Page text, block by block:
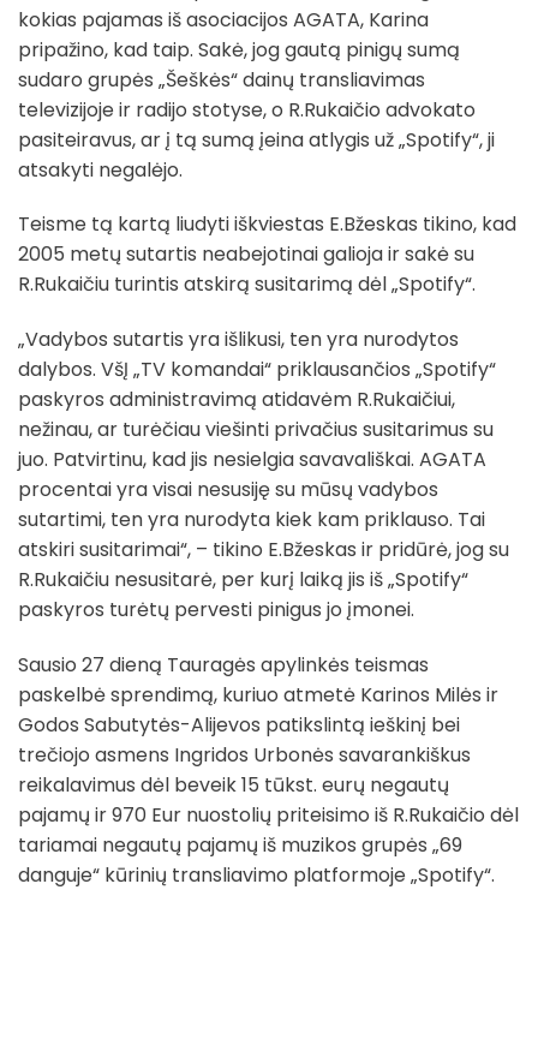
kokias pajamas iš asociacijos AGATA, Karina
pripažino, kad taip. Sakė, jog gautą pinigų sumą
sudaro grupės „Šeškės“ dainų transliavimas
televizijoje ir radijo stotyse, o R.Rukaičio advokato
pasiteiravus, ar į tą sumą įeina atlygis už „Spotify“, ji
atsakyti negalėjo.
Teisme tą kartą liudyti iškviestas E.Bžeskas tikino, kad
2005 metų sutartis neabejotinai galioja ir sakė su
R.Rukaičiu turintis atskirą susitarimą dėl „Spotify“.
„Vadybos sutartis yra išlikusi, ten yra nurodytos
dalybos. VšĮ „TV komandai“ priklausančios „Spotify“
paskyros administravimą atidavėm R.Rukaičiui,
nežinau, ar turėčiau viešinti privačius susitarimus su
juo. Patvirtinu, kad jis nesielgia savavališkai. AGATA
procentai yra visai nesusiję su mūsų vadybos
sutartimi, ten yra nurodyta kiek kam priklauso. Tai
atskiri susitarimai“, – tikino E.Bžeskas ir pridūrė, jog su
R.Rukaičiu nesusitarė, per kurį laiką jis iš „Spotify“
paskyros turėtų pervesti pinigus jo įmonei.
Sausio 27 dieną Tauragės apylinkės teismas
paskelbė sprendimą, kuriuo atmetė Karinos Milės ir
Godos Sabutytės-Alijevos patikslintą ieškinį bei
trečiojo asmens Ingridos Urbonės savarankiškus
reikalavimus dėl beveik 15 tūkst. eurų negautų
pajamų ir 970 Eur nuostolių priteisimo iš R.Rukaičio dėl
tariamai negautų pajamų iš muzikos grupės „69
danguje“ kūrinių transliavimo platformoje „Spotify“.